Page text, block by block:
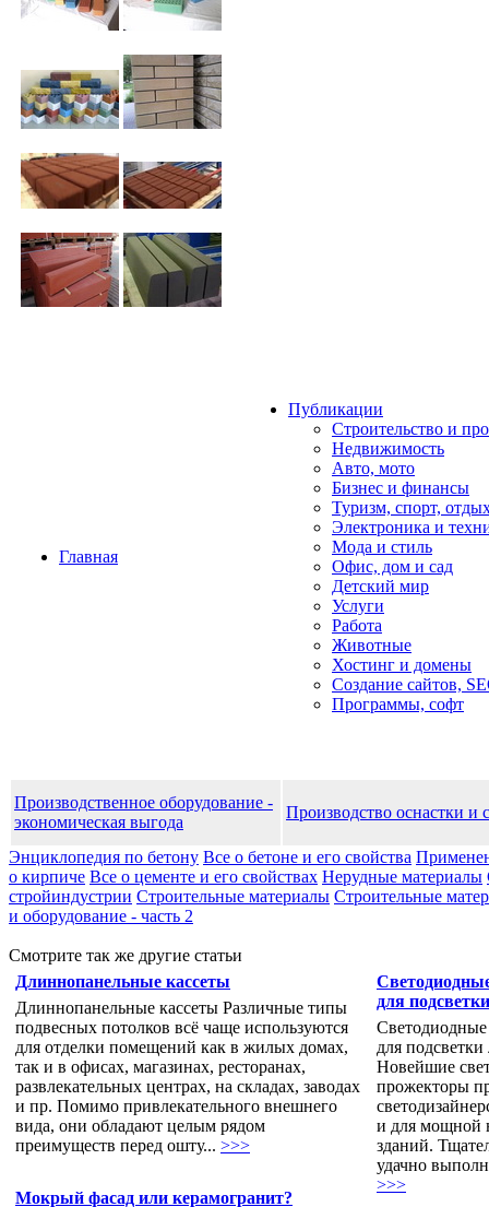
Главная
Публикации
Строительство и
Недвижимость
Авто, мото
Бизнес и финансы
Туризм, спорт,
Электроника и
Мода и стиль
Офис, дом и cад
Детский мир
Услуги
Работа
Животные
Хостинг и домены
Создание сайтов,
Программы, софт
Производственное оборудование -
экономическая выгода
Производство оснастки и
Энциклопедия по бетону Все о бетоне и его свойства
о кирпиче Все о цементе и его свойствах Нерудные материалы
стройиндустрии Строительные материалы Строительные
и оборудование - часть 2
Смотрите так же другие статьи
Длиннопанельные кассеты
Длиннопанельные кассеты Различные типы
подвесных потолков всё чаще используются
для отделки помещений как в жилых домах,
так и в офисах, магазинах, ресторанах,
развлекательных центрах, на складах, заводах
и пр. Помимо привлекательного внешнего
вида, они обладают целым рядом
преимуществ перед ошту... >>>
Мокрый фасад или керамогранит?
для
для
Новейшие
прожекторы
и для мощной
зданий.
удачно
>>>